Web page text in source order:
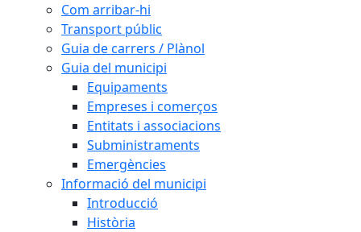
Com arribar-hi
Transport públic
Guia de carrers / Plànol
Guia del municipi
Equipaments
Empreses i comerços
Entitats i associacions
Subministraments
Emergències
Informació del municipi
Introducció
Història